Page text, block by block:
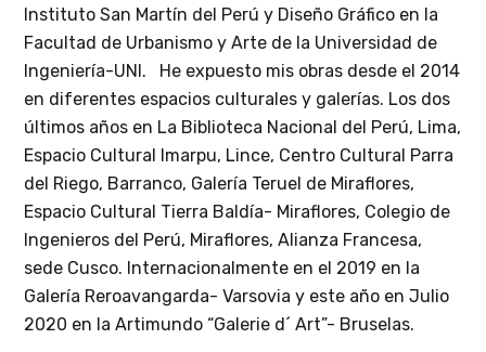
Instituto San Martín del Perú y Diseño Gráfico en la
Facultad de Urbanismo y Arte de la Universidad de
Ingeniería-UNI. He expuesto mis obras desde el 2014
en diferentes espacios culturales y galerías. Los dos
últimos años en La Biblioteca Nacional del Perú, Lima,
Espacio Cultural Imarpu, Lince, Centro Cultural Parra
del Riego, Barranco, Galería Teruel de Miraflores,
Espacio Cultural Tierra Baldía- Miraflores, Colegio de
Ingenieros del Perú, Miraflores, Alianza Francesa,
sede Cusco. Internacionalmente en el 2019 en la
Galería Reroavangarda- Varsovia y este año en Julio
2020 en la Artimundo “Galerie d´ Art”- Bruselas.